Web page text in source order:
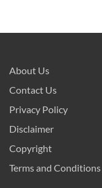
About Us
Contact Us
Privacy Policy
Disclaimer
Copyright
Terms and Conditions